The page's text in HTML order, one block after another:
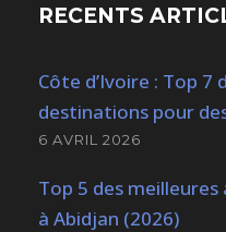
RECENTS
Côte d’Ivoire : Top 7
destinations pour
6 AVRIL 2026
Top 5 des
à Abidjan (2026)